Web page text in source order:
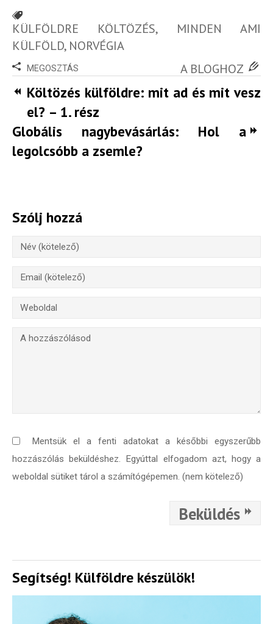
KÜLFÖLDRE KÖLTÖZÉS, MINDEN AMI
KÜLFÖLD, NORVÉGIA
MEGOSZTÁS A BLOGHOZ
Költözés külföldre: mit ad és mit vesz
el? – 1. rész
Globális nagybevásárlás: Hol a
legolcsóbb a zsemle?
Szólj hozzá
Mentsük el a fenti adatokat a későbbi egyszerűbb
hozzászólás beküldéshez. Egyúttal elfogadom azt, hogy a
weboldal sütiket tárol a számítógépemen. (nem kötelező)
Beküldés
Segítség! Külföldre készülök!